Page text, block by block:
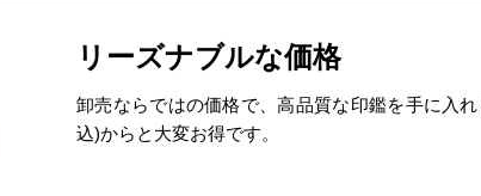
リーズナブルな価格
卸売ならではの価格で、高品質な印鑑を手に入
込)からと大変お得です。